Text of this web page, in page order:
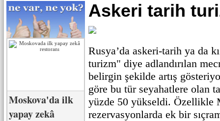
Moskova'da ilk
yapay zekâ
Askeri tarih
Rusya’da askeri-tarih ya da
turizm" diye adlandırılan
belirgin şekilde artış
göre bu tür seyahatlere olan
yüzde 50 yükseldi. Özellikle
rezervasyonlarda ek bir